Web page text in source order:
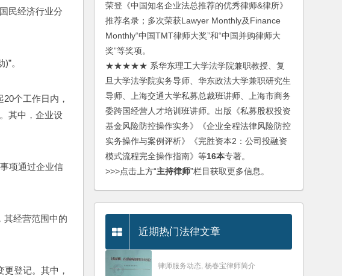
民经济行业分
。
个工作日内，
其中，企业设
项通过企业信
经营范围中的
登记。其中，
荣登《中国知名企业法总推荐的优秀律师&律所》
推荐名录；多次荣获Lawyer Monthly及Finance
Monthly“中国TMT律师大奖”和“中国并购律师大
奖”等奖项。
★★★★★ 系华东理工大学法学院兼职教授、复
旦大学法学院实务导师、华东政法大学兼职研究生
导师、上海交通大学私募总裁班讲师、上海市商务
委跨国经营人才培训班讲师。出版《私募股权投资
基金风险防控操作实务》《企业全程法律风险防控
实务操作与案例评析》《完胜资本2：公司投融资
模式流程完全操作指南》等16本专著。
>>>点击上方“主持律师”栏目获取更多信息。
近期热门法律文章
律师服务动态, 杨春宝律师简介